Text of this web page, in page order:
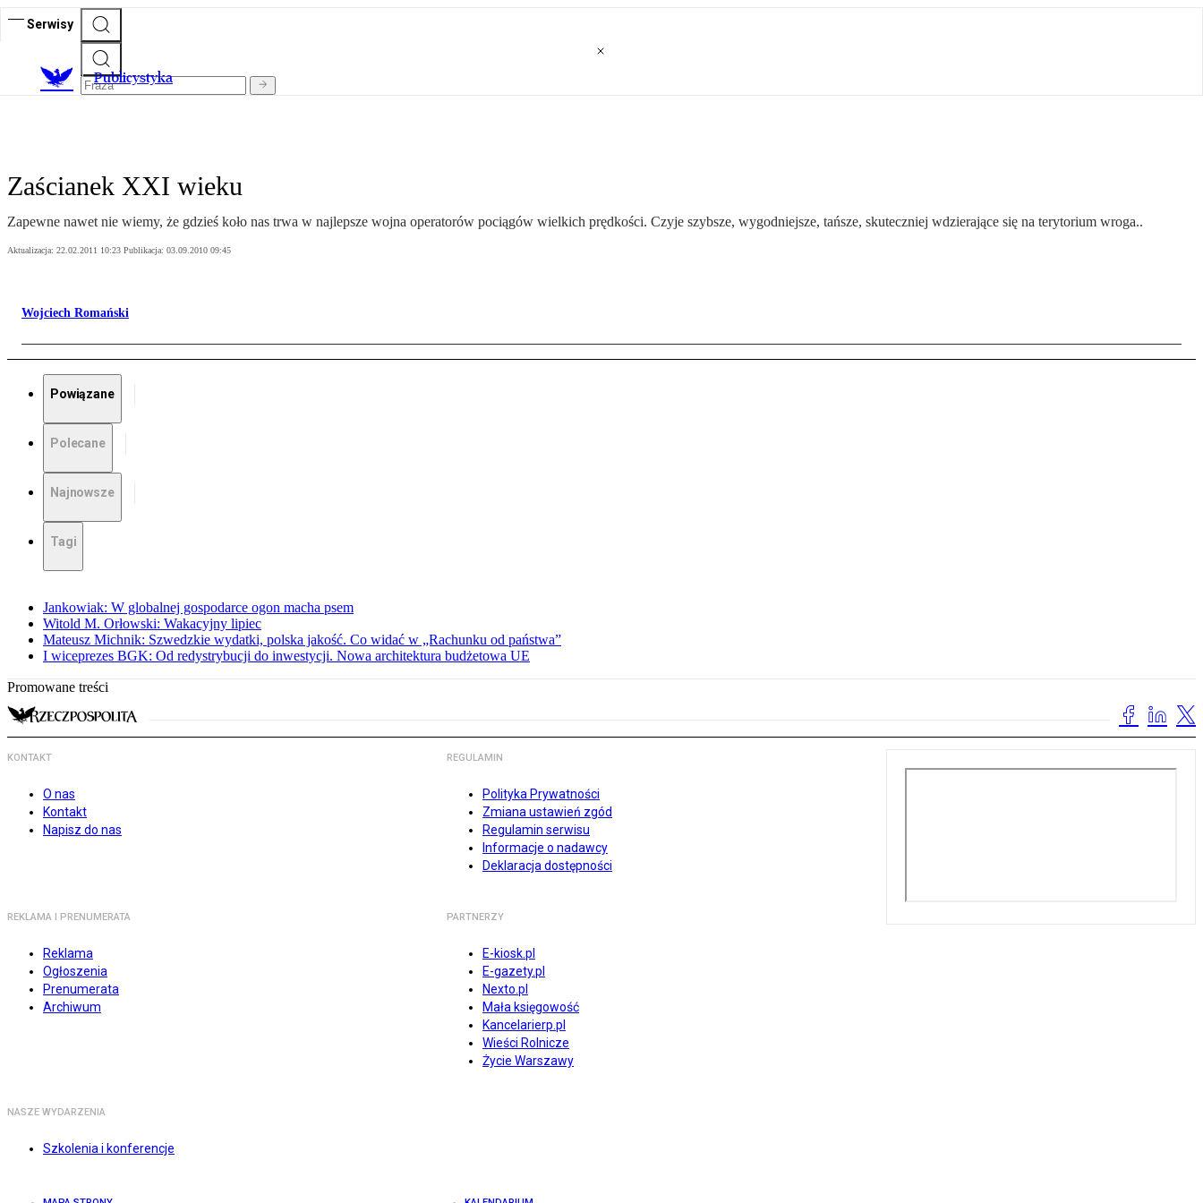
Serwisy
Publicystyka
Zaścianek XXI wieku
Zapewne nawet nie wiemy, że gdzieś koło nas trwa w najlepsze wojna operatorów pociągów wielkich prędkości. Czyje szybsze, wygodniejsze, tańsze, skuteczniej wdzierające się na terytorium wroga..
Aktualizacja: 22.02.2011 10:23 Publikacja: 03.09.2010 09:45
Wojciech Romański
Powiązane
Polecane
Najnowsze
Tagi
Jankowiak: W globalnej gospodarce ogon macha psem
Witold M. Orłowski: Wakacyjny lipiec
Mateusz Michnik: Szwedzkie wydatki, polska jakość. Co widać w „Rachunku od państwa”
I wiceprezes BGK: Od redystrybucji do inwestycji. Nowa architektura budżetowa UE
Promowane treści
KONTAKT
O nas
Kontakt
Napisz do nas
REGULAMIN
Polityka Prywatności
Zmiana ustawień zgód
Regulamin serwisu
Informacje o nadawcy
Deklaracja dostępności
REKLAMA I PRENUMERATA
Reklama
Ogłoszenia
Prenumerata
Archiwum
PARTNERZY
E-kiosk.pl
E-gazety.pl
Nexto.pl
Mała księgowość
Kancelarierp.pl
Wieści Rolnicze
Życie Warszawy
NASZE WYDARZENIA
Szkolenia i konferencje